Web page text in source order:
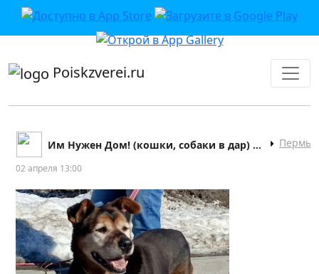
приложении или в VK">
Poiskzverei.ru
Им Нужен Дом! (кошки, собаки в дар) г.Пермь и ПК Пермь
02 апреля 13:00